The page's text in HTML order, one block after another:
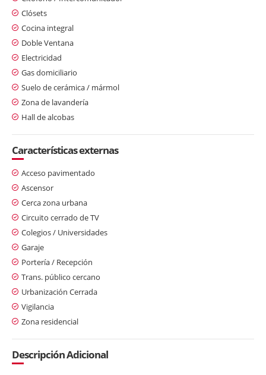
Clósets
Cocina integral
Doble Ventana
Electricidad
Gas domiciliario
Suelo de cerámica / mármol
Zona de lavandería
Hall de alcobas
Características externas
Acceso pavimentado
Ascensor
Cerca zona urbana
Circuito cerrado de TV
Colegios / Universidades
Garaje
Portería / Recepción
Trans. público cercano
Urbanización Cerrada
Vigilancia
Zona residencial
Descripción Adicional